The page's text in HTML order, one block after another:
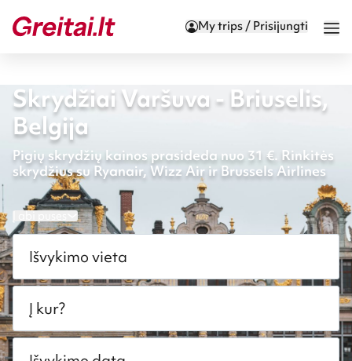
My trips / Prisijungti
Skrydžiai Varšuva - Briuselis,
Belgija
Pigių skrydžių kainos prasideda nuo 31 €. Rinkitės
skrydžius su Ryanair, Wizz Air ir Brussels Airlines
Išvykimo vieta
Į kur?